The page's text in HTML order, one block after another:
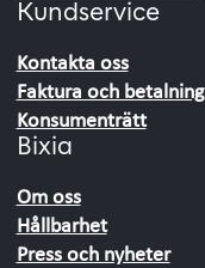
Kundservice
Kontakta oss
Faktura och betalning
Konsumenträtt
Bixia
Om oss
Hållbarhet
Press och nyheter